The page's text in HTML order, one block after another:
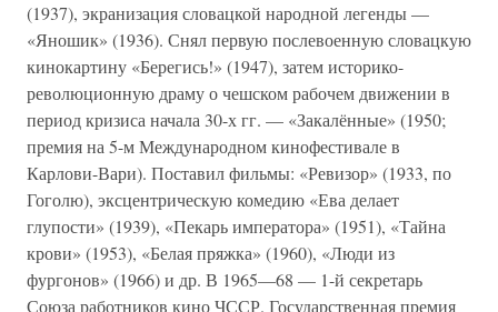
(1937), экранизация словацкой народной легенды —
«Яношик» (1936). Снял первую послевоенную словацкую
кинокартину «Берегись!» (1947), затем историко-
революционную драму о чешском рабочем движении в
период кризиса начала 30-х гг. — «Закалённые» (1950;
премия на 5-м Международном кинофестивале в
Карлови-Вари). Поставил фильмы: «Ревизор» (1933, по
Гоголю), эксцентрическую комедию «Ева делает
глупости» (1939), «Пекарь императора» (1951), «Тайна
крови» (1953), «Белая пряжка» (1960), «Люди из
фургонов» (1966) и др. В 1965—68 — 1-й секретарь
Союза работников кино ЧССР. Государственная премия